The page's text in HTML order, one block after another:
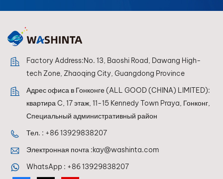
Factory Address:No. 13, Baoshi Road, Dawang High-
tech Zone, Zhaoqing City, Guangdong Province
Адрес офиса в Гонконге (ALL GOOD (CHINA) LIMITED):
квартира C, 17 этаж, 11-15 Kennedy Town Praya, Гонконг,
Специальный административный район
Тел. : +86 13929838207
Электронная почта :kay@washinta.com
WhatsApp : +86 13929838207